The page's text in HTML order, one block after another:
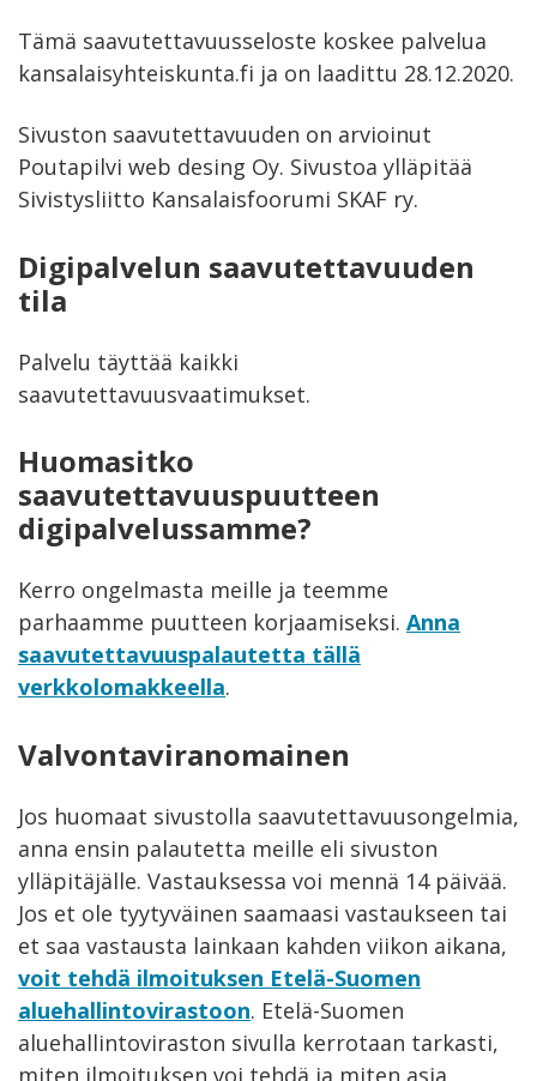
Tämä saavutettavuusseloste koskee palvelua
kansalaisyhteiskunta.fi ja on laadittu 28.12.2020.
Sivuston saavutettavuuden on arvioinut
Poutapilvi web desing Oy. Sivustoa ylläpitää
Sivistysliitto Kansalaisfoorumi SKAF ry.
Digipalvelun saavutettavuuden
tila
Palvelu täyttää kaikki
saavutettavuusvaatimukset.
Huomasitko
saavutettavuuspuutteen
digipalvelussamme?
Kerro ongelmasta meille ja teemme
parhaamme puutteen korjaamiseksi. Anna
saavutettavuuspalautetta tällä
verkkolomakkeella.
Valvontaviranomainen
Jos huomaat sivustolla saavutettavuusongelmia,
anna ensin palautetta meille eli sivuston
ylläpitäjälle. Vastauksessa voi mennä 14 päivää.
Jos et ole tyytyväinen saamaasi vastaukseen tai
et saa vastausta lainkaan kahden viikon aikana,
voit tehdä ilmoituksen Etelä-Suomen
aluehallintovirastoon. Etelä-Suomen
aluehallintoviraston sivulla kerrotaan tarkasti,
miten ilmoituksen voi tehdä ja miten asia